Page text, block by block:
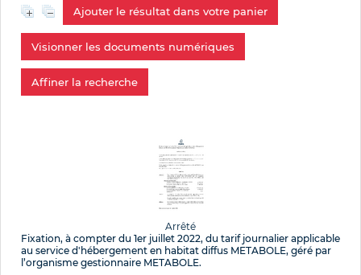
Ajouter le résultat dans votre panier
Visionner les documents numériques
Affiner la recherche
Arrêté
Fixation, à compter du 1er juillet 2022, du tarif journalier applicable
au service d'hébergement en habitat diffus METABOLE, géré par
l’organisme gestionnaire METABOLE.